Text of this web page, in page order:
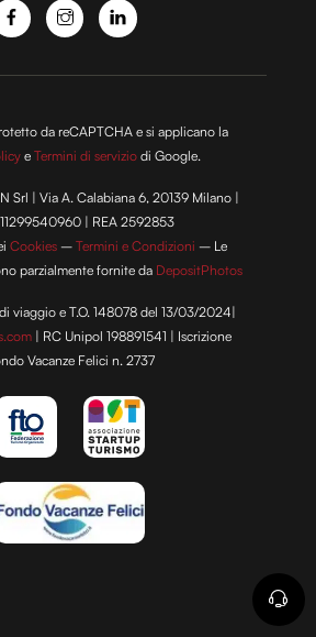
da reCAPTCHA e si applicano la
eTermini di servizio di Google.
Srl | Via A. Calabiana 6, 20139 Milano |
11299540960 | REA 2592853
Cookies –Termini e Condizioni – Le
parzialmente fornite da DepositPhotos
viaggio e T.O. 148078 del 13/03/2024|
| RC Unipol 198891541 | Iscrizione
Vacanze Felici n. 2737